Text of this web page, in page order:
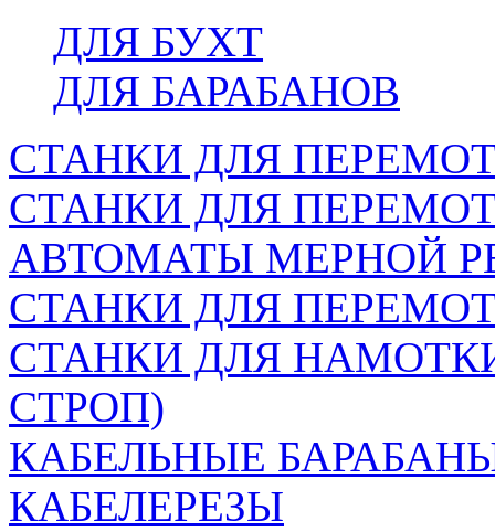
ДЛЯ БУХТ
ДЛЯ БАРАБАНОВ
СТАНКИ ДЛЯ
СТАНКИ ДЛЯ
АВТОМАТЫ МЕРНОЙ
СТАНКИ ДЛЯ
СТАНКИ ДЛЯ
СТРОП)
КАБЕЛЬНЫЕ
КАБЕЛЕРЕЗЫ